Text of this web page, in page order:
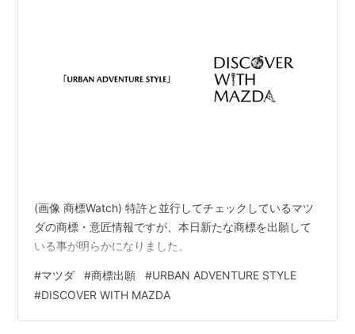
(画像 商標Watch) 特許と並行してチェックしているマツ
ダの商標・意匠情報ですが、本日新たな商標を出願して
いる事が明らかになりました。
#マツダ #商標出願 #URBAN ADVENTURE STYLE
#DISCOVER WITH MAZDA